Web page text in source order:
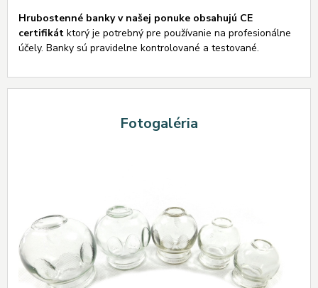
Hrubostenné banky v našej ponuke obsahujú CE
certifikát ktorý je potrebný pre používanie na profesionálne
účely. Banky sú pravidelne kontrolované a testované.
Fotogaléria